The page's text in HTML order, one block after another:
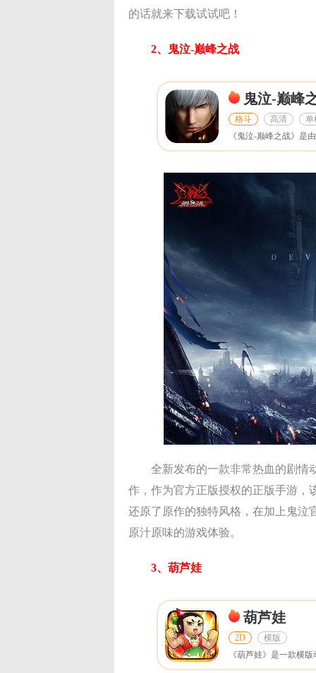
的话就来下载试试吧！
2、鬼泣-巅峰之战
鬼泣-巅峰
格斗 高清 单
全新发布的一款非常热血的剧情
作，作为官方正版授权的正版手游，
还原了原作的独特风格，在加上鬼泣
原汁原味的游戏体验。
3、葫芦娃
葫芦娃
2D 横版